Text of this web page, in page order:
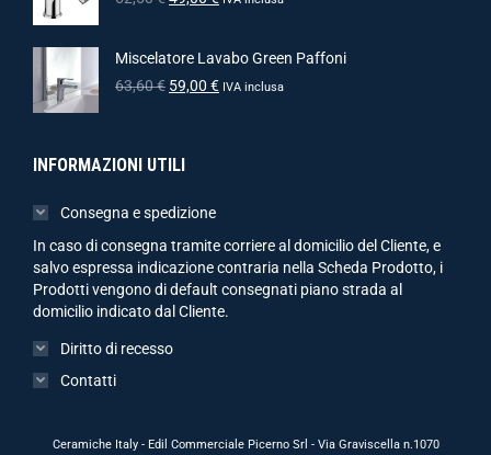
Miscelatore Lavabo Green Paffoni
63,60€ 59,00 € IVA inclusa
INFORMAZIONI UTILI
Consegna e spedizione
In caso di consegna tramite corriere al domicilio del Cliente, e
salvo espressa indicazione contraria nella Scheda Prodotto, i
Prodotti vengono di default consegnati piano strada al
domicilio indicato dal Cliente.
Diritto di recesso
Contatti
Ceramiche Italy - Edil Commerciale Picerno Srl - Via Graviscella n.1070